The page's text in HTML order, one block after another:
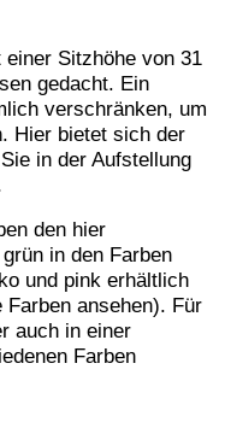
Sitzhöhe von 31
gedacht. Ein
verschränken, um
Hier bietet sich der
in der Aufstellung
den hier
in den Farben
und pink erhältlich
ansehen). Für
auch in einer
Farben